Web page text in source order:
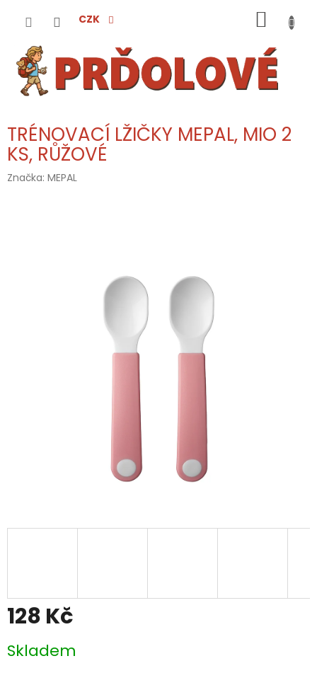
CZK
KOŠÍK
TRÉNOVACÍ LŽIČKY MEPAL, MIO 2
KS, RŮŽOVÉ
Značka: MEPAL
128 Kč
cena:
Skladem